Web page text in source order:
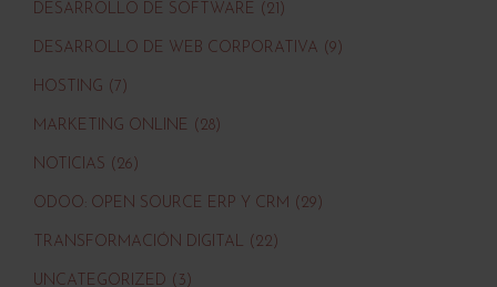
DESARROLLO DE SOFTWARE (21)
DESARROLLO DE WEB CORPORATIVA (9)
HOSTING (7)
MARKETING ONLINE (28)
NOTICIAS (26)
ODOO: OPEN SOURCE ERP Y CRM (29)
TRANSFORMACIÓN DIGITAL (22)
UNCATEGORIZED (3)